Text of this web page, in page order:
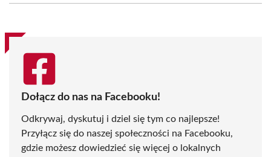
(Twitter)
Dołącz do nas na Facebooku!
Odkrywaj, dyskutuj i dziel się tym co najlepsze!
Przyłącz się do naszej społeczności na Facebooku,
gdzie możesz dowiedzieć się więcej o lokalnych